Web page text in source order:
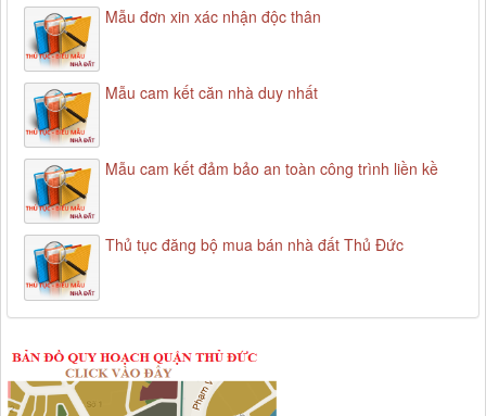
Mẫu đơn xin xác nhận độc thân
Mẫu cam kết căn nhà duy nhất
Mẫu cam kết đảm bảo an toàn công trình liền kề
Thủ tục đăng bộ mua bán nhà đất Thủ Đức